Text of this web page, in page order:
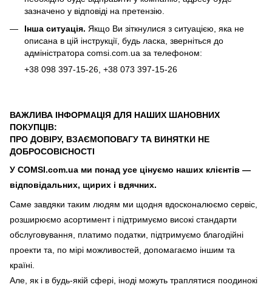
зазначено у відповіді на претензію.
Інша ситуація. Якщо Ви зіткнулися з ситуацією, яка не
описана в цій інструкції, будь ласка, зверніться до
адміністратора comsi.com.ua за телефоном:
+38 098 397-15-26 , +38 073 397-15-26
ВАЖЛИВА ІНФОРМАЦІЯ ДЛЯ НАШИХ ШАНОВНИХ
ПОКУПЦІВ:
ПРО ДОВІРУ, ВЗАЄМОПОВАГУ ТА ВИНЯТКИ НЕ
ДОБРОСОВІСНОСТІ
У COMSI.com.ua ми понад усе цінуємо наших клієнтів —
відповідальних, щирих і вдячних.
Саме завдяки таким людям ми щодня вдосконалюємо сервіс,
розширюємо асортимент і підтримуємо високі стандарти
обслуговування, платимо податки, підтримуємо благодійні
проекти та, по мірі можливостей, допомагаємо іншим та
країні.
Але, як і в будь-якій сфері, іноді можуть траплятися поодинокі